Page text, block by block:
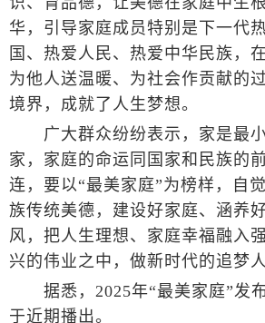
华，引导家庭成员特别是下一代
国、热爱人民、热爱中华民族，
为他人送温暖、为社会作贡献的
境界，成就了人生梦想。
广大群众纷纷表示，家是最小
家，家庭的命运同国家和民族的
连，要以“最美家庭”为榜样，自
族传统美德，建设好家庭、涵养
风，把人生理想、家庭幸福融入
兴的伟业之中，做新时代的追梦人
据悉，2025年“最美家庭”发
于近期播出。